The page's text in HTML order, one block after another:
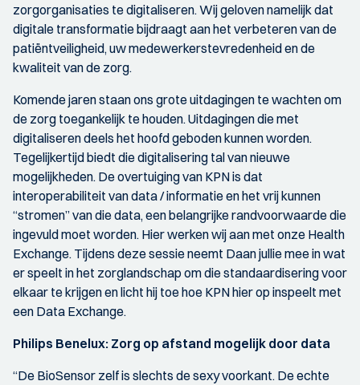
zorgorganisaties te digitaliseren. Wij geloven namelijk dat
digitale transformatie bijdraagt aan het verbeteren van de
patiëntveiligheid, uw medewerkerstevredenheid en de
kwaliteit van de zorg.
Komende jaren staan ons grote uitdagingen te wachten om
de zorg toegankelijk te houden. Uitdagingen die met
digitaliseren deels het hoofd geboden kunnen worden.
Tegelijkertijd biedt die digitalisering tal van nieuwe
mogelijkheden. De overtuiging van KPN is dat
interoperabiliteit van data / informatie en het vrij kunnen
“stromen” van die data, een belangrijke randvoorwaarde die
ingevuld moet worden. Hier werken wij aan met onze Health
Exchange. Tijdens deze sessie neemt Daan jullie mee in wat
er speelt in het zorglandschap om die standaardisering voor
elkaar te krijgen en licht hij toe hoe KPN hier op inspeelt met
een Data Exchange.
Philips Benelux: Zorg op afstand mogelijk door data
“De BioSensor zelf is slechts de sexy voorkant. De echte